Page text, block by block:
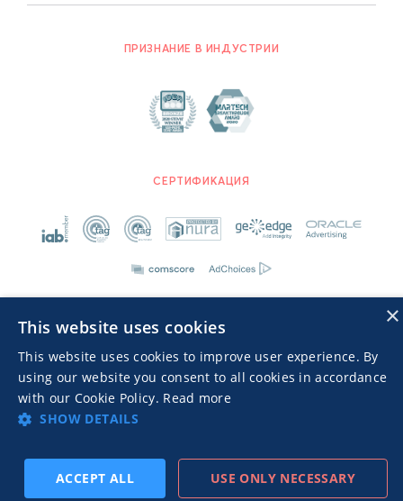
ПРИЗНАНИЕ В ИНДУСТРИИ
© 2026 MGID Inc. Все права защищены.
Advertisers TOS Политика конфиденциальности
СЕРТИФИКАЦИЯ
×
This website uses cookies
This website uses cookies to improve user experience. By
using our website you consent to all cookies in accordance
with our Cookie Policy. Read more
SHOW DETAILS
ACCEPT ALL USE ONLY NECESSARY